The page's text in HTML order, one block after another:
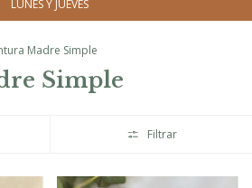
LUNES Y JUEVES
Madre Simple
Simple
Filtrar